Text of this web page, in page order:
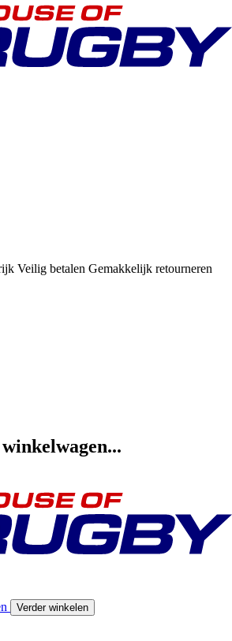
Veilig betalen Gemakkelijk retourneren
Verder winkelen